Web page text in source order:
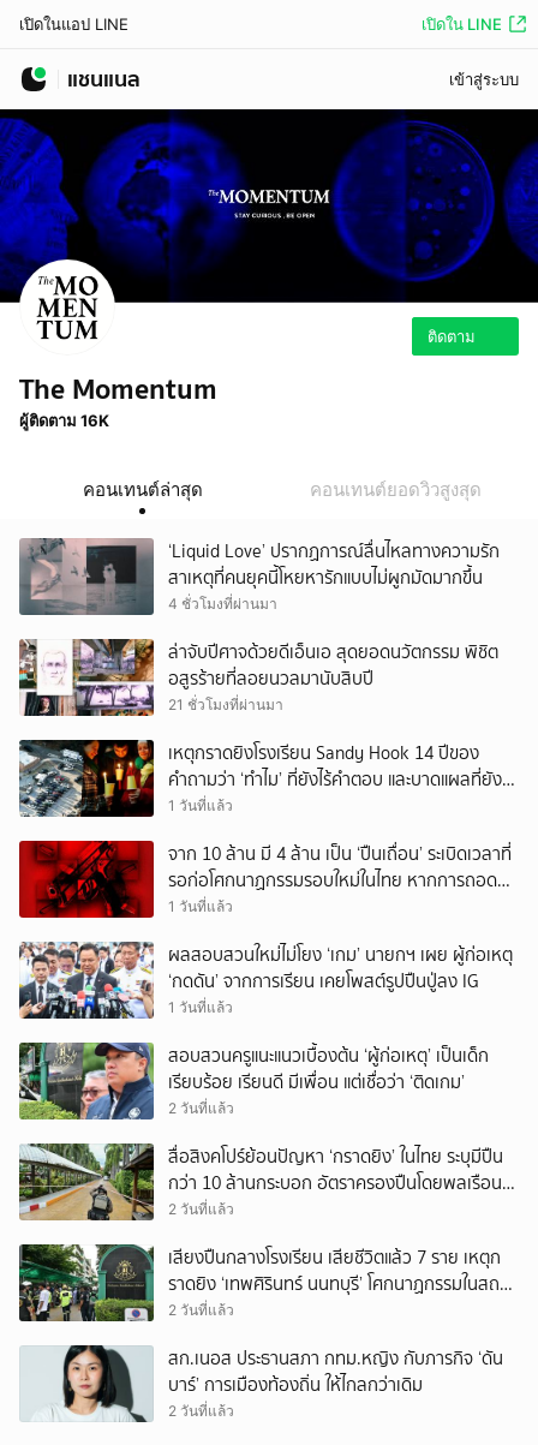
เปิดในแอป LINE เปิดใน LINE
แชนแนล เข้าสู่ระบบ
ติดตาม
The Momentum
ผู้ติดตาม 16K
คอนเทนต์ล่าสุด คอนเทนต์ยอดวิวสูงสุด
‘Liquid Love’ ปรากฏการณ์ลื่นไหลทางความรัก
สาเหตุที่คนยุคนี้โหยหารักแบบไม่ผูกมัดมากขึ้น
4 ชั่วโมงที่ผ่านมา
ล่าจับปีศาจด้วยดีเอ็นเอ สุดยอดนวัตกรรม พิชิต
อสูรร้ายที่ลอยนวลมานับสิบปี
21 ชั่วโมงที่ผ่านมา
เหตุกราดยิงโรงเรียน Sandy Hook 14 ปีของ
คำถามว่า ‘ทำไม’ ที่ยังไร้คำตอบ และบาดแผลที่ยัง
ทวงความรับผิดชอบไม่จบ
1 วันที่แล้ว
จาก 10 ล้าน มี 4 ล้าน เป็น ‘ปืนเถื่อน’ ระเบิดเวลาที่
รอก่อโศกนาฏกรรมรอบใหม่ในไทย หากการถอดบท
เรียนของรัฐเป็นเพียง ‘ลมปาก’
1 วันที่แล้ว
ผลสอบสวนใหม่ไม่โยง ‘เกม’ นายกฯ เผย ผู้ก่อเหตุ
‘กดดัน’ จากการเรียน เคยโพสต์รูปปืนปู่ลง IG
1 วันที่แล้ว
สอบสวนครูแนะแนวเบื้องต้น ‘ผู้ก่อเหตุ’ เป็นเด็ก
เรียบร้อย เรียนดี มีเพื่อน แต่เชื่อว่า ‘ติดเกม’
2 วันที่แล้ว
สื่อสิงคโปร์ย้อนปัญหา ‘กราดยิง’ ในไทย ระบุมีปืน
กว่า 10 ล้านกระบอก อัตราครองปืนโดยพลเรือน
สูงที่สุดในภูมิภาค
2 วันที่แล้ว
เสียงปืนกลางโรงเรียน เสียชีวิตแล้ว 7 ราย เหตุก
ราดยิง ‘เทพศิรินทร์ นนทบุรี’ โศกนาฏกรรมในสถาน
ศึกษา ครั้งที่ 2 ในรอบปี
2 วันที่แล้ว
สก.เนอส ประธานสภา กทม.หญิง กับภารกิจ ‘ดัน
บาร์’ การเมืองท้องถิ่น ให้ไกลกว่าเดิม
2 วันที่แล้ว